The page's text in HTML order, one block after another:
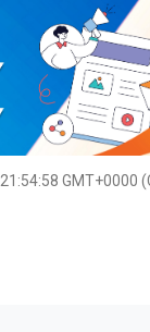
GMT+0000
灼見活動 關